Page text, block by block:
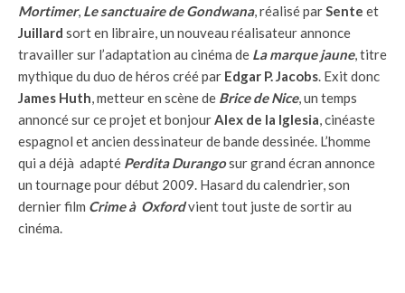
Mortimer, Le sanctuaire de Gondwana, réalisé parSente et
Juillard sort en libraire, un nouveau réalisateur annonce
travailler sur l’adaptation au cinéma de La marque jaune, titre
mythique du duo de héros créé par Edgar P. Jacobs. Exit donc
James Huth, metteur en scène de Brice de Nice, un temps
annoncé sur ce projet et bonjourAlex de la Iglesia, cinéaste
espagnol et ancien dessinateur de bande dessinée. L’homme
qui a déjà adapté Perdita Durangosur grand écran annonce
un tournage pour début 2009. Hasard du calendrier, son
dernier film Crime à Oxfordvient tout juste de sortir au
cinéma.